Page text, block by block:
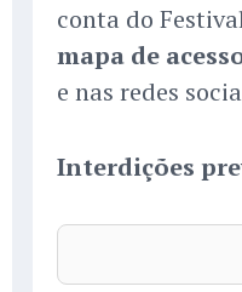
conta do
mapa de
e nas redes
Interdições